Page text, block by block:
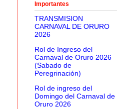
Importantes
TRANSMISION
CARNAVAL DE ORURO
2026
Rol de Ingreso del
Carnaval de Oruro 2026
(Sabado de
Peregrinación)
Rol de ingreso del
Domingo del Carnaval de
Oruro 2026